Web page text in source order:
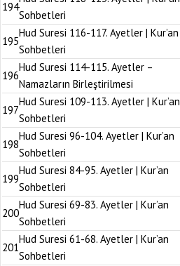
194
Sohbetleri
195
Hud Suresi 116-117. Ayetler | Kur’an
Sohbetleri
196
Hud Suresi 114-115. Ayetler –
Namazların Birleştirilmesi
197
Hud Suresi 109-113. Ayetler | Kur’an
Sohbetleri
198
Hud Suresi 96-104. Ayetler | Kur’an
Sohbetleri
199
Hud Suresi 84-95. Ayetler | Kur’an
Sohbetleri
200
Hud Suresi 69-83. Ayetler | Kur’an
Sohbetleri
201
Hud Suresi 61-68. Ayetler | Kur’an
Sohbetleri